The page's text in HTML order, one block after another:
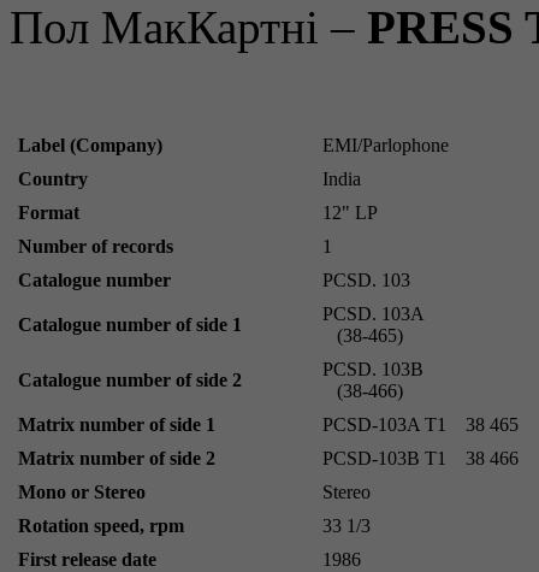
Пол МакКартні – PRESS
Label (Company)
EMI/Parlophone
Country
India
Format
12" LP
Number of records
1
Catalogue number
PCSD. 103
Catalogue number of side 1
PCSD. 103A
(38-465)
Catalogue number of side 2
PCSD. 103B
(38-466)
Matrix number of side 1
PCSD-103A T1
38 465
Matrix number of side 2
PCSD-103B T1
38 466
Mono or Stereo
Stereo
Rotation speed, rpm
33 1/3
First release date
1986